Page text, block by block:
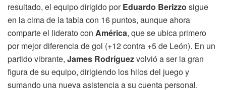
resultado, el equipo dirigido porEduardo Berizzo sigue
en la cima de la tabla con 16 puntos, aunque ahora
comparte el liderato con América, que se ubica primero
por mejor diferencia de gol (+12 contra +5 de León). En un
partido vibrante, James Rodríguezvolvió a ser la gran
figura de su equipo, dirigiendo los hilos del juego y
sumando una nueva asistencia a su cuenta personal.